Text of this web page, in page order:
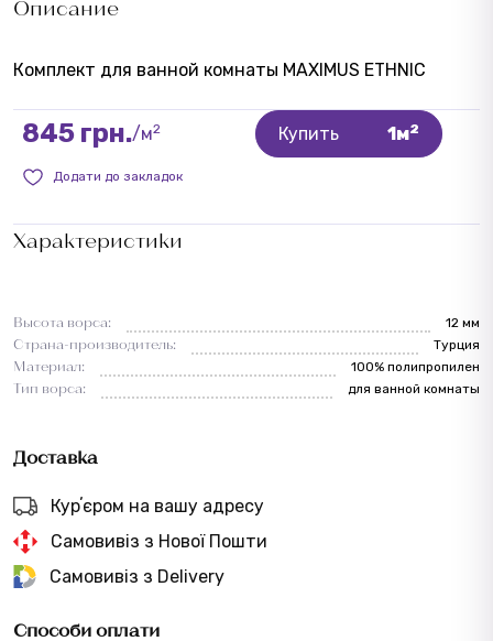
Описание
Комплект для ванной комнаты MAXIMUS ETHNIC
Характеристики
Высота ворса:
12 мм
Страна-производитель:
Турция
Материал:
100% полипропилен
Тип ворса:
для ванной комнаты
Доставка
Курʼєром на вашу адресу
Самовивіз з Нової Пошти
Самовивіз з Delivery
Способи оплати
845 грн./м2 Купить 1м2
Додати до закладок